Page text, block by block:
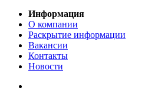
Информация
О компании
Раскрытие информации
Вакансии
Контакты
Новости